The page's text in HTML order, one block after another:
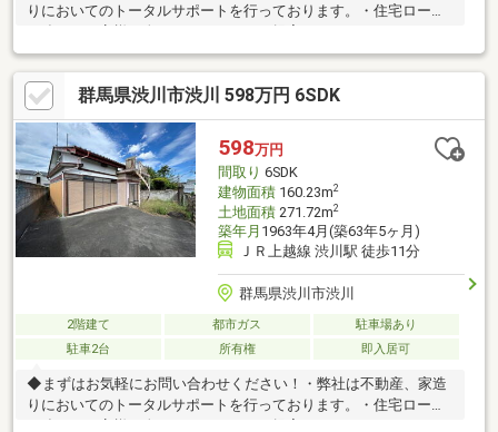
りにおいてのトータルサポートを行っております。・住宅ローン
す。・スタッフ一同、誠心誠意ご対応させていただきます！◆経
験知識が豊富なスタッフが在籍！迅速な対応を心掛けておりま
す。・お問合せを受けてから即日ご対応をさせていただきま
す。・その他物件情報も多数ございます！お気軽にお問い合わせ
ください。
群馬県渋川市渋川 598万円 6SDK
598万円
間取り 6SDK
建物面積160.23m2
土地面積271.72m2
築年月 1963年4月(築63年5ヶ月)
ＪＲ上越線 渋川駅 徒歩11分
群馬県渋川市渋川
2階建て 都市ガス
駐車場あり
駐車2台
所有権 即入居可
◆まずはお気軽にお問い合わせください！・弊社は不動産、家造
りにおいてのトータルサポートを行っております。・住宅ローン